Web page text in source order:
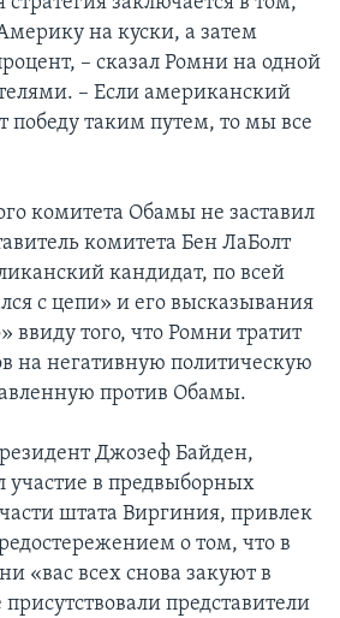
на куски, а затем
– сказал Ромни на одной
– Если американский
победу таким путем, то мы все
комитета Обамы не заставил
комитета Бен ЛаБолт
кандидат, по всей
с цепи» и его высказывания
ввиду того, что Ромни тратит
на негативную политическую
против Обамы.
Джозеф Байден,
в предвыборных
штата Виргиния, привлек
о том, что в
«вас всех снова закуют в
представители